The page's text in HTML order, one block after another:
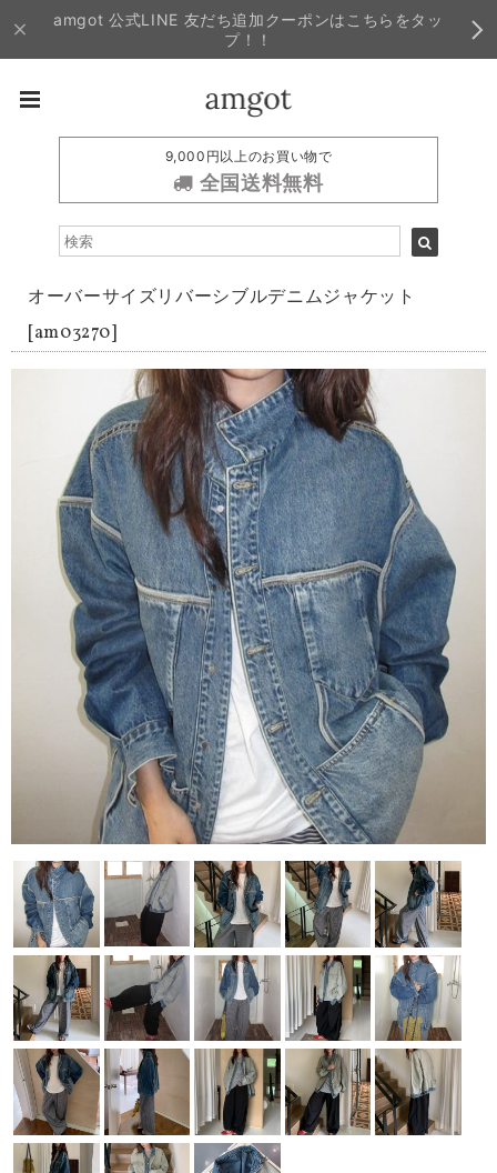
amgot 公式LINE 友だち追加クーポンはこちらをタッ
プ！！
9,000円以上のお買い物で
全国送料無料
オーバーサイズリバーシブルデニムジャケット
[am03270]